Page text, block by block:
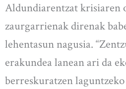
Aldundiarentzat krisiaren
zaurgarrienak direnak
lehentasun nagusia.
erakundea lanean ari da
berreskuratzen laguntzeko